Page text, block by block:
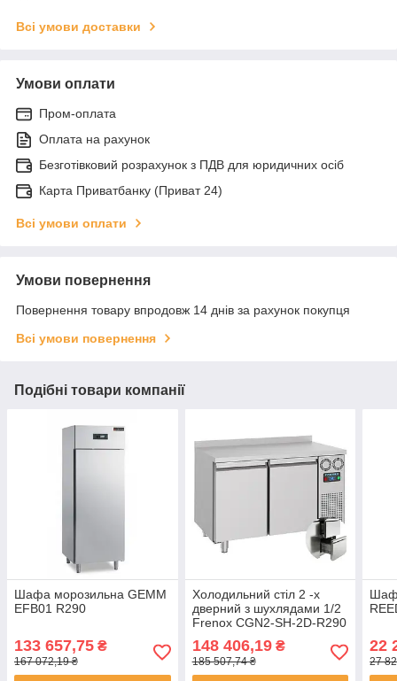
Всі умови доставки
Умови оплати
Пром-оплата
Оплата на рахунок
Безготівковий розрахунок з ПДВ для юридичних осіб
Карта Приватбанку (Приват 24)
Всі умови оплати
Умови повернення
Повернення товару впродовж 14 днів за рахунок покупця
Всі умови повернення
Подібні товари компанії
Шафа морозильна GEMM
EFB01 R290
133 657,75 ₴
167 072,19 ₴
Холодильний стіл 2 -х
дверний з шухлядами 1/2
Frenox CGN2-SH-2D-R290
148 406,19₴
185 507,74 ₴
22
27